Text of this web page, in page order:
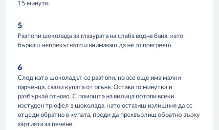
15 минути.
5
Разтопи шоколада за глазурата на слаба водна баня, като
бъркаш непрекъснато и внимаваш да не го прегрееш.
6
След като шоколадът се разтопи, но все още има малки
парченца, свали купата от огъня. Остави го минутка и
разбъркай отново. С помощта на вилица потопи всеки
изстуден трюфел в шоколада, като оставиш излишния да се
отцеди обратно в купата, преди да прехвърлиш обратно върху
хартията за печене.